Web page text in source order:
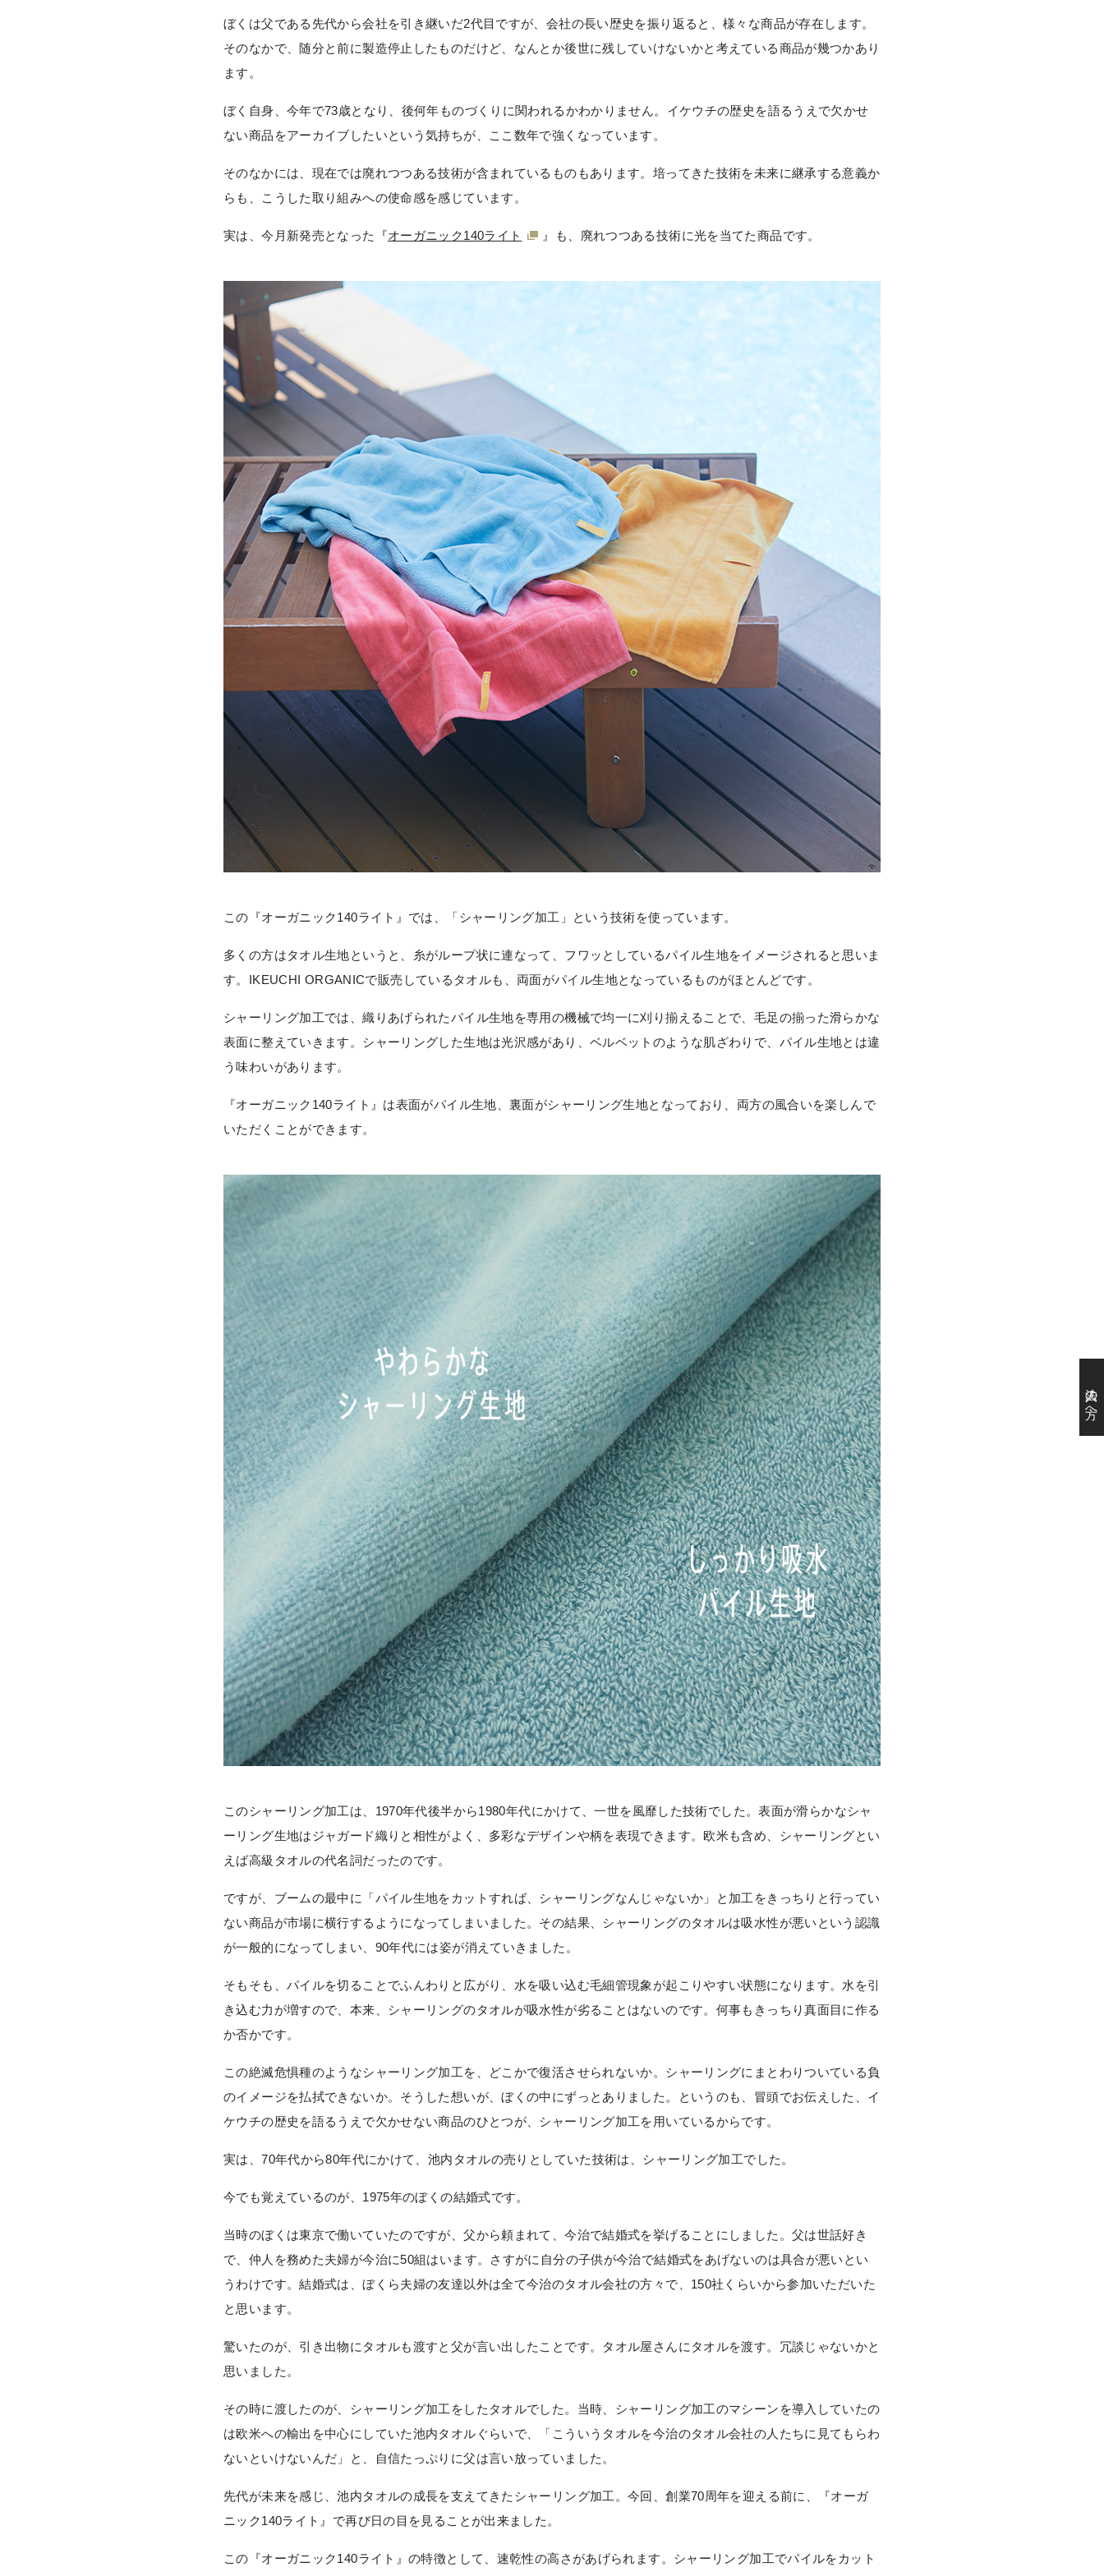
法人の方へ
ぼくは父である先代から会社を引き継いだ2代目ですが、会社の長い歴史を振り返ると、様々な商品が存在します。
そのなかで、随分と前に製造停止したものだけど、なんとか後世に残していけないかと考えている商品が幾つかあり
ます。
ぼく自身、今年で73歳となり、後何年ものづくりに関われるかわかりません。イケウチの歴史を語るうえで欠かせ
ない商品をアーカイブしたいという気持ちが、ここ数年で強くなっています。
そのなかには、現在では廃れつつある技術が含まれているものもあります。培ってきた技術を未来に継承する意義か
らも、こうした取り組みへの使命感を感じています。
実は、今月新発売となった『オーガニック140ライト 』も、廃れつつある技術に光を当てた商品です。
この『オーガニック140ライト』では、「シャーリング加工」という技術を使っています。
多くの方はタオル生地というと、糸がループ状に連なって、フワッとしているパイル生地をイメージされると思いま
す。IKEUCHI ORGANICで販売しているタオルも、両面がパイル生地となっているものがほとんどです。
シャーリング加工では、織りあげられたパイル生地を専用の機械で均一に刈り揃えることで、毛足の揃った滑らかな
表面に整えていきます。シャーリングした生地は光沢感があり、ベルベットのような肌ざわりで、パイル生地とは違
う味わいがあります。
『オーガニック140ライト』は表面がパイル生地、裏面がシャーリング生地となっており、両方の風合いを楽しんで
いただくことができます。
このシャーリング加工は、1970年代後半から1980年代にかけて、一世を風靡した技術でした。表面が滑らかなシャ
ーリング生地はジャガード織りと相性がよく、多彩なデザインや柄を表現できます。欧米も含め、シャーリングとい
えば高級タオルの代名詞だったのです。
ですが、ブームの最中に「パイル生地をカットすれば、シャーリングなんじゃないか」と加工をきっちりと行ってい
ない商品が市場に横行するようになってしまいました。その結果、シャーリングのタオルは吸水性が悪いという認識
が一般的になってしまい、90年代には姿が消えていきました。
そもそも、パイルを切ることでふんわりと広がり、水を吸い込む毛細管現象が起こりやすい状態になります。水を引
き込む力が増すので、本来、シャーリングのタオルが吸水性が劣ることはないのです。何事もきっちり真面目に作る
か否かです。
この絶滅危惧種のようなシャーリング加工を、どこかで復活させられないか。シャーリングにまとわりついている負
のイメージを払拭できないか。そうした想いが、ぼくの中にずっとありました。というのも、冒頭でお伝えした、イ
ケウチの歴史を語るうえで欠かせない商品のひとつが、シャーリング加工を用いているからです。
実は、70年代から80年代にかけて、池内タオルの売りとしていた技術は、シャーリング加工でした。
今でも覚えているのが、1975年のぼくの結婚式です。
当時のぼくは東京で働いていたのですが、父から頼まれて、今治で結婚式を挙げることにしました。父は世話好き
で、仲人を務めた夫婦が今治に50組はいます。さすがに自分の子供が今治で結婚式をあげないのは具合が悪いとい
うわけです。結婚式は、ぼくら夫婦の友達以外は全て今治のタオル会社の方々で、150社くらいから参加いただいた
と思います。
驚いたのが、引き出物にタオルも渡すと父が言い出したことです。タオル屋さんにタオルを渡す。冗談じゃないかと
思いました。
その時に渡したのが、シャーリング加工をしたタオルでした。当時、シャーリング加工のマシーンを導入していたの
は欧米への輸出を中心にしていた池内タオルぐらいで、「こういうタオルを今治のタオル会社の人たちに見てもらわ
ないといけないんだ」と、自信たっぷりに父は言い放っていました。
先代が未来を感じ、池内タオルの成長を支えてきたシャーリング加工。今回、創業70周年を迎える前に、『オーガ
ニック140ライト』で再び日の目を見ることが出来ました。
この『オーガニック140ライト』の特徴として、速乾性の高さがあげられます。シャーリング加工でパイルをカット